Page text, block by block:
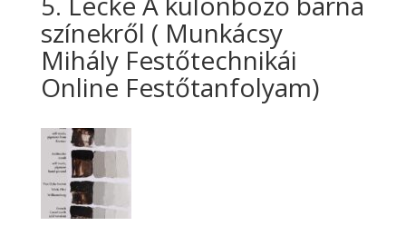
színekről ( Munkácsy
Mihály Festőtechnikái
Online Festőtanfolyam)